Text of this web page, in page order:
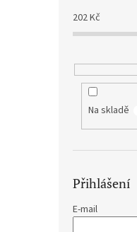
202Kč
Na skladě
Přihlášení
E-mail